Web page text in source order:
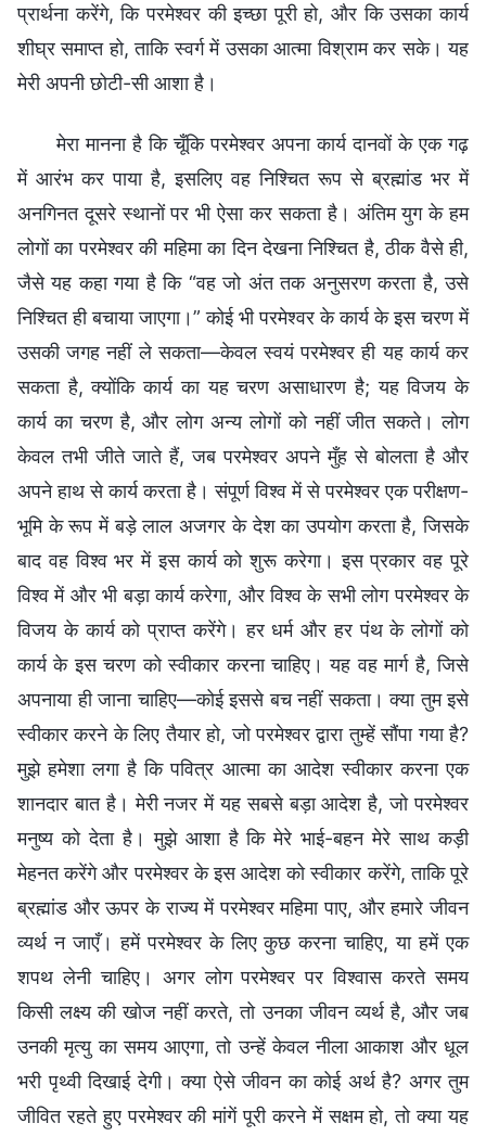
प्रार्थना करेंगे, कि परमेश्वर की इच्छा पूरी हो, और कि उसका कार्य
शीघ्र समाप्त हो, ताकि स्वर्ग में उसका आत्मा विश्राम कर सके। यह
मेरी अपनी छोटी-सी आशा है।
मेरा मानना है कि चूँकि परमेश्वर अपना कार्य दानवों के एक गढ़
में आरंभ कर पाया है, इसलिए वह निश्चित रूप से ब्रह्मांड भर में
अनगिनत दूसरे स्थानों पर भी ऐसा कर सकता है। अंतिम युग के हम
लोगों का परमेश्वर की महिमा का दिन देखना निश्चित है, ठीक वैसे ही,
जैसे यह कहा गया है कि “वह जो अंत तक अनुसरण करता है, उसे
निश्चित ही बचाया जाएगा।” कोई भी परमेश्वर के कार्य के इस चरण में
उसकी जगह नहीं ले सकता—केवल स्वयं परमेश्वर ही यह कार्य कर
सकता है, क्योंकि कार्य का यह चरण असाधारण है; यह विजय के
कार्य का चरण है, और लोग अन्य लोगों को नहीं जीत सकते। लोग
केवल तभी जीते जाते हैं, जब परमेश्वर अपने मुँह से बोलता है और
अपने हाथ से कार्य करता है। संपूर्ण विश्व में से परमेश्वर एक परीक्षण-
भूमि के रूप में बड़े लाल अजगर के देश का उपयोग करता है, जिसके
बाद वह विश्व भर में इस कार्य को शुरू करेगा। इस प्रकार वह पूरे
विश्व में और भी बड़ा कार्य करेगा, और विश्व के सभी लोग परमेश्वर के
विजय के कार्य को प्राप्त करेंगे। हर धर्म और हर पंथ के लोगों को
कार्य के इस चरण को स्वीकार करना चाहिए। यह वह मार्ग है, जिसे
अपनाया ही जाना चाहिए—कोई इससे बच नहीं सकता। क्या तुम इसे
स्वीकार करने के लिए तैयार हो, जो परमेश्वर द्वारा तुम्हें सौंपा गया है?
मुझे हमेशा लगा है कि पवित्र आत्मा का आदेश स्वीकार करना एक
शानदार बात है। मेरी नजर में यह सबसे बड़ा आदेश है, जो परमेश्वर
मनुष्य को देता है। मुझे आशा है कि मेरे भाई-बहन मेरे साथ कड़ी
मेहनत करेंगे और परमेश्वर के इस आदेश को स्वीकार करेंगे, ताकि पूरे
ब्रह्मांड और ऊपर के राज्य में परमेश्वर महिमा पाए, और हमारे जीवन
व्यर्थ न जाएँ। हमें परमेश्वर के लिए कुछ करना चाहिए, या हमें एक
शपथ लेनी चाहिए। अगर लोग परमेश्वर पर विश्वास करते समय
किसी लक्ष्य की खोज नहीं करते, तो उनका जीवन व्यर्थ है, और जब
उनकी मृत्यु का समय आएगा, तो उन्हें केवल नीला आकाश और धूल
भरी पृथ्वी दिखाई देगी। क्या ऐसे जीवन का कोई अर्थ है? अगर तुम
जीवित रहते हुए परमेश्वर की मांगें पूरी करने में सक्षम हो, तो क्या यह